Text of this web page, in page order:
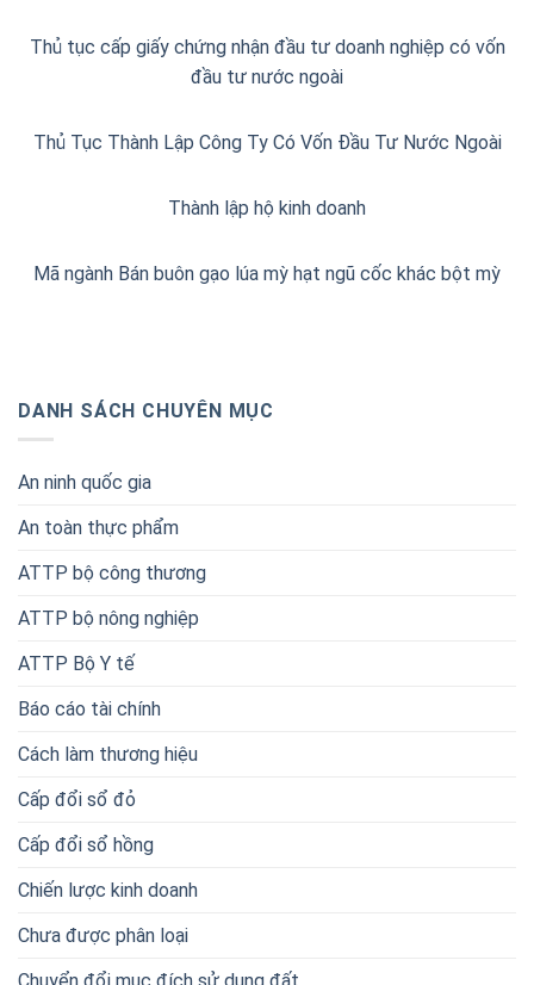
Thủ tục cấp giấy chứng nhận đầu tư doanh nghiệp có vốn
đầu tư nước ngoài
Thủ Tục Thành Lập Công Ty Có Vốn Đầu Tư Nước Ngoài
Thành lập hộ kinh doanh
Mã ngành Bán buôn gạo lúa mỳ hạt ngũ cốc khác bột mỳ
DANH SÁCH CHUYÊN MỤC
An ninh quốc gia
An toàn thực phẩm
ATTP bộ công thương
ATTP bộ nông nghiệp
ATTP Bộ Y tế
Báo cáo tài chính
Cách làm thương hiệu
Cấp đổi sổ đỏ
Cấp đổi sổ hồng
Chiến lược kinh doanh
Chưa được phân loại